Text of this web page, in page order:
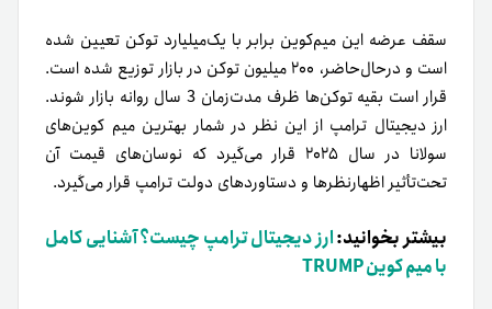
سقف عرضه این میم‌کوین برابر با یک‌میلیارد توکن تعیین شده
است و در‌حال‌حاضر، ۲۰۰ میلیون توکن در بازار توزیع شده است.
قرار است بقیه توکن‌ها ظرف مدت‌زمان 3 سال روانه بازار شوند.
ارز دیجیتال ترامپ از این نظر در شمار بهترین میم کوین‌های
سولانا در سال ۲۰۲۵ قرار می‌گیرد که نوسان‌های قیمت آن
تحت‌تأثیر اظهارنظرها و دستاوردهای دولت ترامپ قرار می‌گیرد.
بیشتر بخوانید:ارز دیجیتال ترامپ چیست؟ آشنایی کامل
با میم کوین TRUMP